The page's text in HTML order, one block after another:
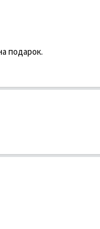
подарок.